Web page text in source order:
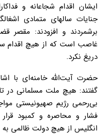
ایشان اقدام شجاعانه و
جنایات سالهای متمادی
برشمردند و افزودند: مقصر
غاصب است که از هیچ اقدام
دریغ نکرد.
حضرت آیت‌الله خامنه‌ای با
گفتند: هیچ ملت مسلمانی در
بی‌رحمی رژیم صهیونیستی
فشار و محاصره و کمبود
انگلیس از هیچ دولت ظالمی به